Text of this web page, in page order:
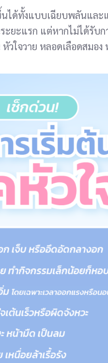
นได้ทั้งแบบเฉียบพลันและ
ะยะแรก แต่หากไม่ได้รับ
วใจวาย หลอดเลือดสมอง